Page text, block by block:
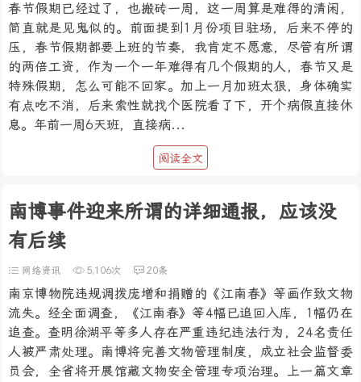
春节假期已经过了，也搬砖一周，这一周算是难得的清闲，
简直就是见鬼似的。前面提到1月份项目驻场，后来不停的
压，春节假期都要上班的节奏，我肯定不愿意，尽管有所谓
的两倍工资，作为一个一年难得有几个假期的人，春节又是
特殊假期，怎么可能不回家。加上一月加班太狠，身体确实
有点吃不消，后来索性就找个医院看了下，开个病假直接休
息。年前一周6天班，直接病...
阅读全文
南博事件迎来所谓的详细通报，应该没
有后续
网络资讯 5,106次 20条
南京博物院违规调拨庞增和捐赠的《江南春》等画作致文物
流失。经全面调查，《江南春》等4幅已追回入库，1幅仍在
追查。查明徐湖平等多人存在严重违纪违法行为，24名责任
人被严肃处理。南博将完善文物管理制度，成立社会监督委
员会，全省将开展馆藏文物安全管理专项治理。上一篇文章